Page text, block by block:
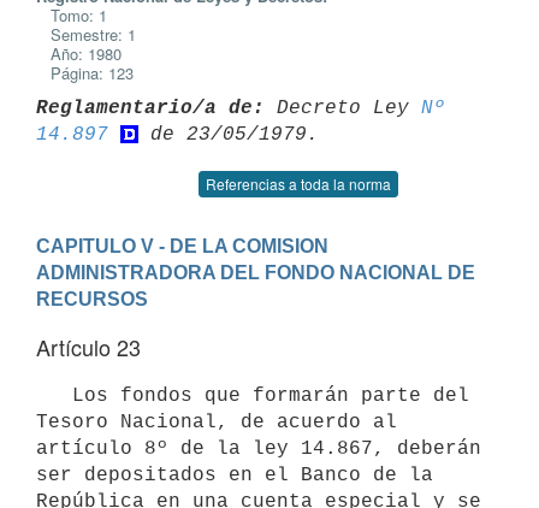
Tomo: 1
Semestre: 1
Año: 1980
Página: 123
Reglamentario/a de: Decreto Ley Nº
14.897
Referencias a toda la norma
CAPITULO V - DE LA COMISION
ADMINISTRADORA DEL FONDO NACIONAL DE
RECURSOS
Artículo 23
Tesoro Nacional, de acuerdo al
artículo 8º de la ley 14.867, deberán
ser depositados en el Banco de la
República en una cuenta especial y se